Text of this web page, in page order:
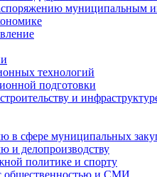
муниципальным
технологий
подготовки
и
в сфере муниципальных
и делопроизводству
политике и спорту
общественностью и СМИ